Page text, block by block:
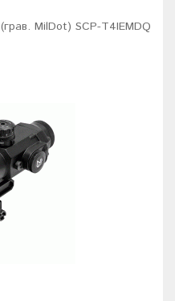
MilDot) SCP-T4IEMDQ